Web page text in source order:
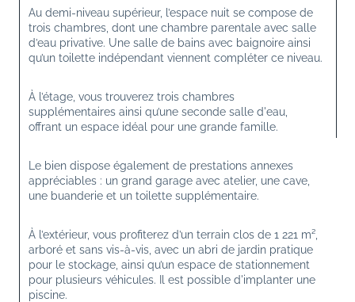
Au demi-niveau supérieur, l’espace nuit se compose de
trois chambres, dont une chambre parentale avec salle
d’eau privative. Une salle de bains avec baignoire ainsi
qu’un toilette indépendant viennent compléter ce niveau.
À l’étage, vous trouverez trois chambres
supplémentaires ainsi qu’une seconde salle d'eau,
offrant un espace idéal pour une grande famille.
Le bien dispose également de prestations annexes
appréciables : un grand garage avec atelier, une cave,
une buanderie et un toilette supplémentaire.
À l’extérieur, vous profiterez d’un terrain clos de 1 221 m²,
arboré et sans vis-à-vis, avec un abri de jardin pratique
pour le stockage, ainsi qu’un espace de stationnement
pour plusieurs véhicules. Il est possible d'implanter une
piscine.